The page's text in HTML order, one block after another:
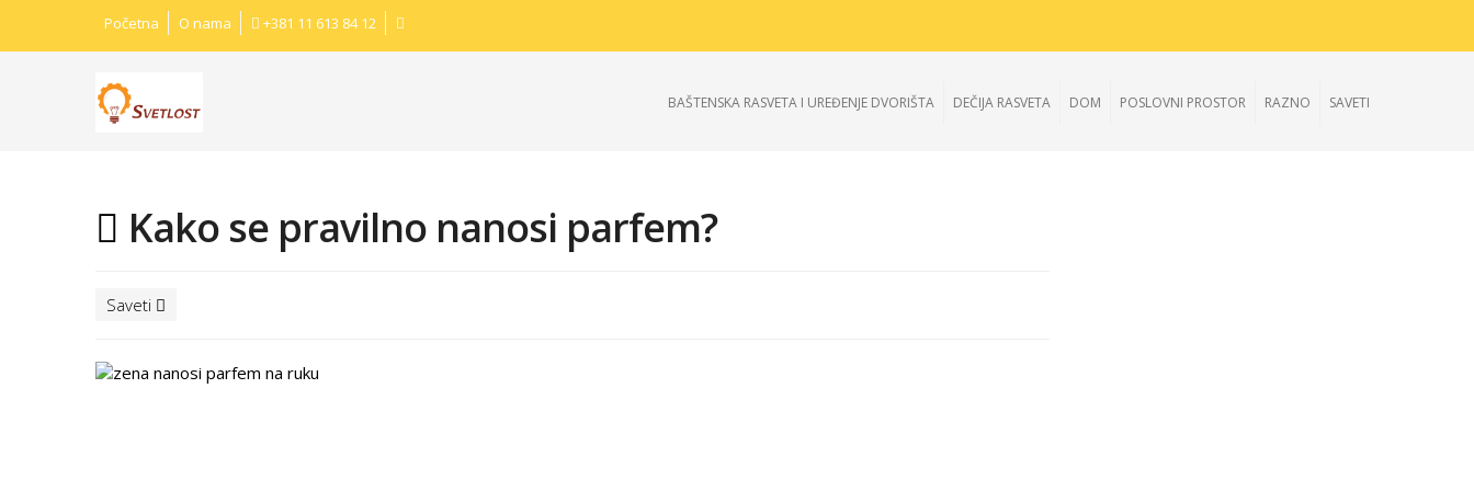
Početna O nama +381 11 613 84 12
BAŠTENSKA RASVETA I UREĐENJE DVORIŠTA DEČIJA RASVETA DOM POSLOVNI PROSTOR RAZNO SAVETI
Kako se pravilno nanosi parfem?
Saveti